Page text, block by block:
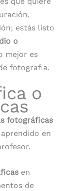
estás listo
o
mejor es
fotografia.
o
fotográficas
en
en
de